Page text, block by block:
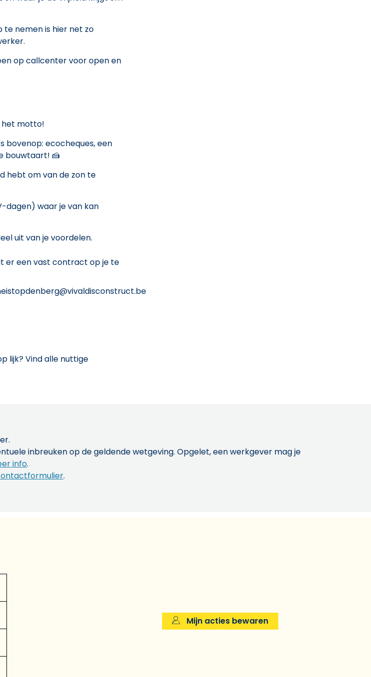
te nemen is hier net zo
op callcenter voor open en
het motto!
bovenop: ecocheques, een
bouwtaart! 🍰
hebt om van de zon te
dagen) waar je van kan
uit van je voordelen.
er een vast contract op je te
lijk? Vind alle nuttige
inbreuken op de geldende wetgeving. Opgelet, een werkgever mag je
info.
.
Mijn acties bewaren